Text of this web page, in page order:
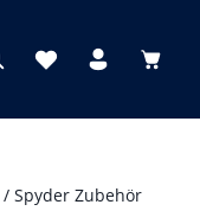
/ Spyder Zubehör